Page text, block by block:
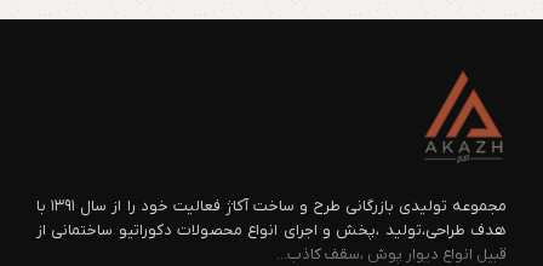
مجموعه تولیدی بازرگانی طرح و ساخت آکاژ فعالیت خود را از سال ۱۳۹۱ با
هدف طراحی،تولید ،پخش و اجرای انواع محصولات دکوراتیو ساختمانی از
قبیل انواع دیوار پوش ،سقف کاذب...